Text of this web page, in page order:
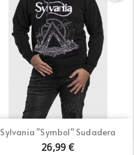
Sylvania "Symbol" Sudadera
26,99 €
Vista rápida